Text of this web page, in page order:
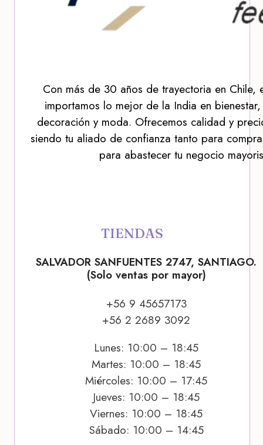
Con más de 30 años de trayectoria en Chile,
importamos lo mejor de la India en
decoración y moda. Ofrecemos calidad y
siendo tu aliado de confianza tanto para
para abastecer tu negocio
TIENDAS
SALVADOR SANFUENTES 2747, SANTIAGO.
(Solo ventas por mayor)
+56 9 45657173
+56 2 2689 3092
Lunes: 10:00 – 18:45
Martes: 10:00 – 18:45
Miércoles: 10:00 – 17:45
Jueves: 10:00 – 18:45
Viernes: 10:00 – 18:45
Sábado: 10:00 – 14:45